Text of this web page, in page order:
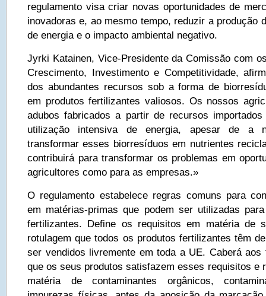
regulamento visa criar novas oportunidades de
inovadoras e, ao mesmo tempo, reduzir a produção
de energia e o impacto ambiental negativo.
Jyrki Katainen, Vice-Presidente da Comissão com
Crescimento, Investimento e Competitividade,
dos abundantes recursos sob a forma de
em produtos fertilizantes valiosos. Os nossos
adubos fabricados a partir de recursos
utilização intensiva de energia, apesar de a
transformar esses biorresíduos em nutrientes
contribuirá para transformar os problemas em
agricultores como para as empresas.»
O regulamento estabelece regras comuns para
em matérias-primas que podem ser utilizadas
fertilizantes. Define os requisitos em matéria de
rotulagem que todos os produtos fertilizantes têm
ser vendidos livremente em toda a UE. Caberá aos
que os seus produtos satisfazem esses requisitos e
matéria de contaminantes orgânicos,